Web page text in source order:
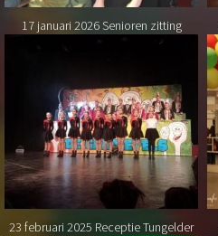
17 januari 2026 Senioren zitting
23 februari 2025 Receptie Tungelder